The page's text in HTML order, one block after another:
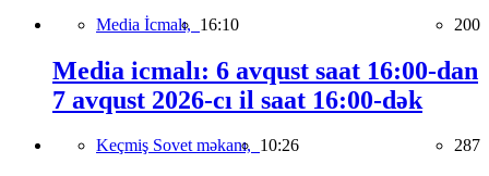
Media İcmalı, 16:10 200
Media icmalı: 6 avqust saat 16:00-dan
7 avqust 2026-cı il saat 16:00-dək
Keçmiş Sovet məkanı, 10:26 287